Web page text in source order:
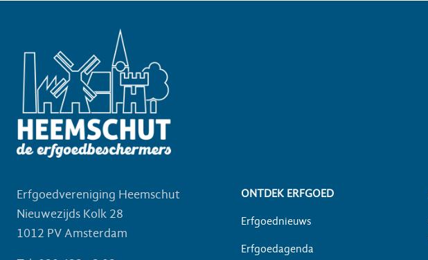
Erfgoedvereniging Heemschut
Nieuwezijds Kolk 28
1012 PV Amsterdam
ONTDEK ERFGOED
Erfgoednieuws
Erfgoedagenda